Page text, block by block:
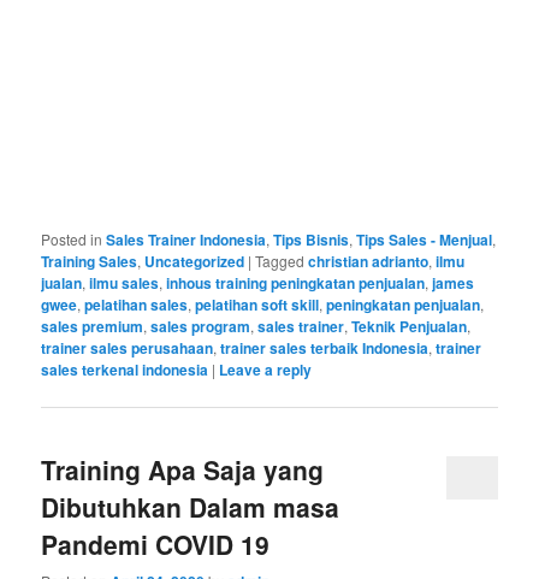
Posted in Sales Trainer Indonesia,Tips Bisnis,Tips Sales - Menjual,
Training Sales, Uncategorized |Tagged christian adrianto,ilmu
jualan,ilmu sales,inhous training peningkatan penjualan,james
gwee,pelatihan sales,pelatihan soft skill,peningkatan penjualan,
sales premium,sales program,sales trainer,Teknik Penjualan,
trainer sales perusahaan,trainer sales terbaik Indonesia,trainer
sales terkenal indonesia | Leave a reply
Training Apa Saja yang
Dibutuhkan Dalam masa
Pandemi COVID 19